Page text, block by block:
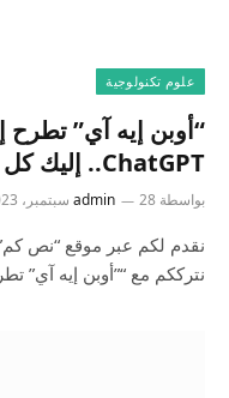
علوم تكنولوجية
“أوبن إيه آي” تطرح
ChatGPT.. إليك كل ما تريد معرفته
بواسطة admin 28 سبتمبر، 2023
نقدم لكم عبر موقع “نص
نترككم مع “”أوبن إيه آي”